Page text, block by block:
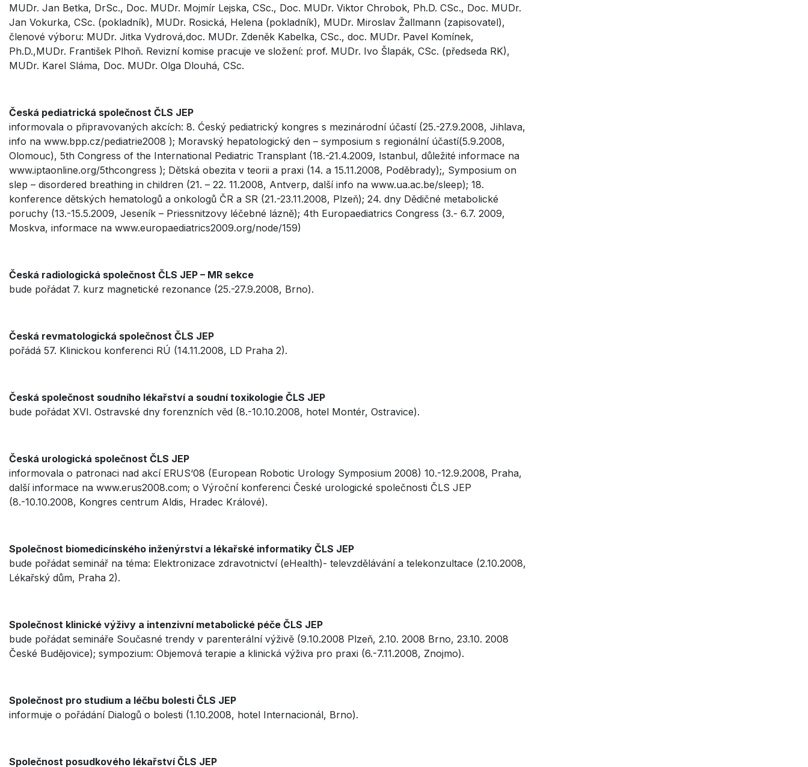
MUDr. Jan Betka, DrSc., Doc. MUDr. Mojmír Lejska, CSc., Doc. MUDr. Viktor Chrobok, Ph.D. CSc., Doc. MUDr.
Jan Vokurka, CSc. (pokladník), MUDr. Rosická, Helena (pokladník), MUDr. Miroslav Žallmann (zapisovatel),
členové výboru: MUDr. Jitka Vydrová,doc. MUDr. Zdeněk Kabelka, CSc., doc. MUDr. Pavel Komínek,
Ph.D.,MUDr. František Plhoň. Revizní komise pracuje ve složení: prof. MUDr. Ivo Šlapák, CSc. (předseda RK),
MUDr. Karel Sláma, Doc. MUDr. Olga Dlouhá, CSc.
Česká pediatrická společnost ČLS JEP
informovala o připravovaných akcích: 8. Ćeský pediatrický kongres s mezinárodní účastí (25.-27.9.2008, Jihlava,
info na www.bpp.cz/pediatrie2008 ); Moravský hepatologický den – symposium s regionální účastí(5.9.2008,
Olomouc), 5th Congress of the International Pediatric Transplant (18.-21.4.2009, Istanbul, důležité informace na
www.iptaonline.org/5thcongress ); Dětská obezita v teorii a praxi (14. a 15.11.2008, Poděbrady);, Symposium on
slep – disordered breathing in children (21. – 22. 11.2008, Antverp, další info na www.ua.ac.be/sleep); 18.
konference dětských hematologů a onkologů ČR a SR (21.-23.11.2008, Plzeň); 24. dny Dědičné metabolické
poruchy (13.-15.5.2009, Jeseník – Priessnitzovy léčebné lázně); 4th Europaediatrics Congress (3.- 6.7. 2009,
Moskva, informace na www.europaediatrics2009.org/node/159)
Česká radiologická společnost ČLS JEP – MR sekce
bude pořádat 7. kurz magnetické rezonance (25.-27.9.2008, Brno).
Česká revmatologická společnost ČLS JEP
pořádá 57. Klinickou konferenci RÚ (14.11.2008, LD Praha 2).
Česká společnost soudního lékařství a soudní toxikologie ČLS JEP
bude pořádat XVI. Ostravské dny forenzních věd (8.-10.10.2008, hotel Montér, Ostravice).
Česká urologická společnost ČLS JEP
informovala o patronaci nad akcí ERUS‘08 (European Robotic Urology Symposium 2008) 10.-12.9.2008, Praha,
další informace na www.erus2008.com; o Výroční konferenci České urologické společnosti ČLS JEP
(8.-10.10.2008, Kongres centrum Aldis, Hradec Králové).
Společnost biomedicínského inženýrství a lékařské informatiky ČLS JEP
bude pořádat seminář na téma: Elektronizace zdravotnictví (eHealth)- televzdělávání a telekonzultace (2.10.2008,
Lékařský dům, Praha 2).
Společnost klinické výživy a intenzivní metabolické péče ČLS JEP
bude pořádat semináře Současné trendy v parenterální výživě (9.10.2008 Plzeň, 2.10. 2008 Brno, 23.10. 2008
České Budějovice); sympozium: Objemová terapie a klinická výživa pro praxi (6.-7.11.2008, Znojmo).
Společnost pro studium a léčbu bolesti ČLS JEP
informuje o pořádání Dialogů o bolesti (1.10.2008, hotel Internacionál, Brno).
Společnost posudkového lékařství ČLS JEP